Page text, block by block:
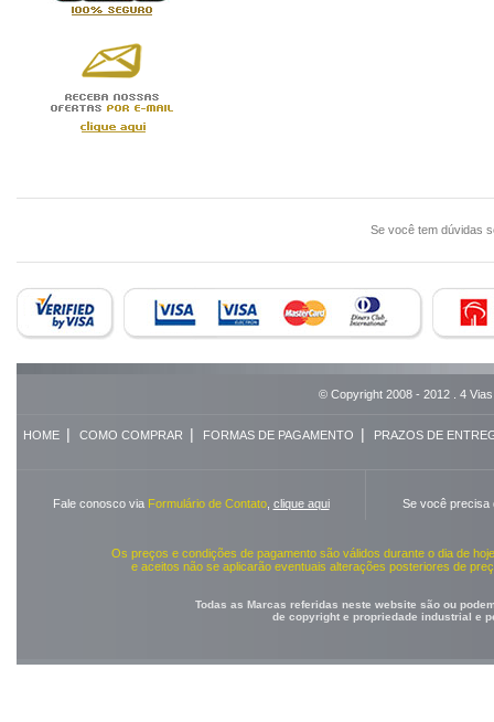
Se você tem dúvidas
© Copyright 2008 - 2012 . 4
HOME| COMO COMPRAR | FORMAS DE PAGAMENTO | PRAZOS DE
Fale conosco via Formulário de Contato, clique aqui Se você precisa
Os preços e condições de pagamento são válidos durante o dia de
e aceitos não se aplicarão eventuais alterações posteriores de
Todas as Marcas referidas neste website são ou
de copyright e propriedade industrial e